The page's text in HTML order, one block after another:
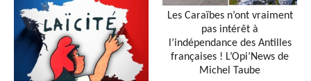
Les Caraïbes n’ont vraiment
pas intérêt à
l’indépendance des Antilles
françaises ! L’Opi’News de
Michel Taube